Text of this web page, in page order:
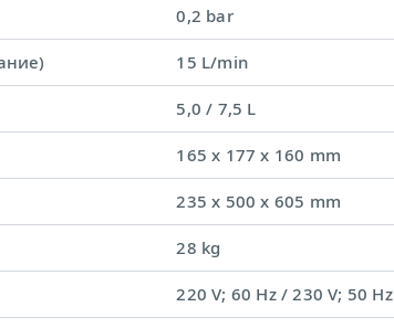
0,2 bar
15 L/min
5,0 / 7,5 L
165 x 177 x 160 mm
235 x 500 x 605 mm
28 kg
220 V; 60 Hz / 230 V; 50 Hz